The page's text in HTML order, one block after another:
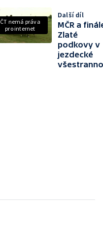
ČT nemá práva
pro internet
Další díl
MČR a
Zlaté
podkovy v
jezdecké